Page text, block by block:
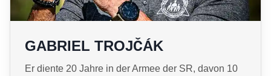
GABRIEL TROJČÁK
Er diente 20 Jahre in der Armee der SR, davon 10